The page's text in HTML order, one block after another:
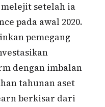
setelah ia
pada awal 2020.
pemegang
dengan imbalan
tahunan aset
berkisar dari